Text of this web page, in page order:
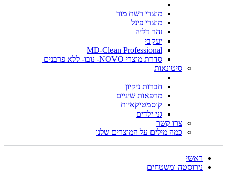
מוצרי רשת מור
מוצרי פינל
זהר דליה
יעקבי
MD-Clean Professional
סדרת מוצרי NOVO- נובו- ללא פרבנים
סיטונאות
חברות ניקיון
מרפאות שיניים
קוסמטיקאיות
גני ילדים
צרו קשר
כמה מילים על המוצרים שלנו
ראשי
נירוסטה ומשטחים